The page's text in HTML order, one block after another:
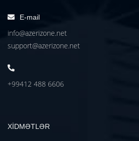
E-mail
info@azerizone.net
support@azerizone.net
+99412 488 6606
XİDMƏTLƏR